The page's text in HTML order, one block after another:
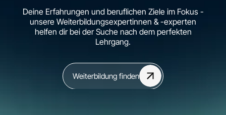
Deine Erfahrungen und beruflichen Ziele im Fokus -
unsere Weiterbildungsexpertinnen & -experten
helfen dir bei der Suche nach dem perfekten
Lehrgang.
Weiterbildung finden